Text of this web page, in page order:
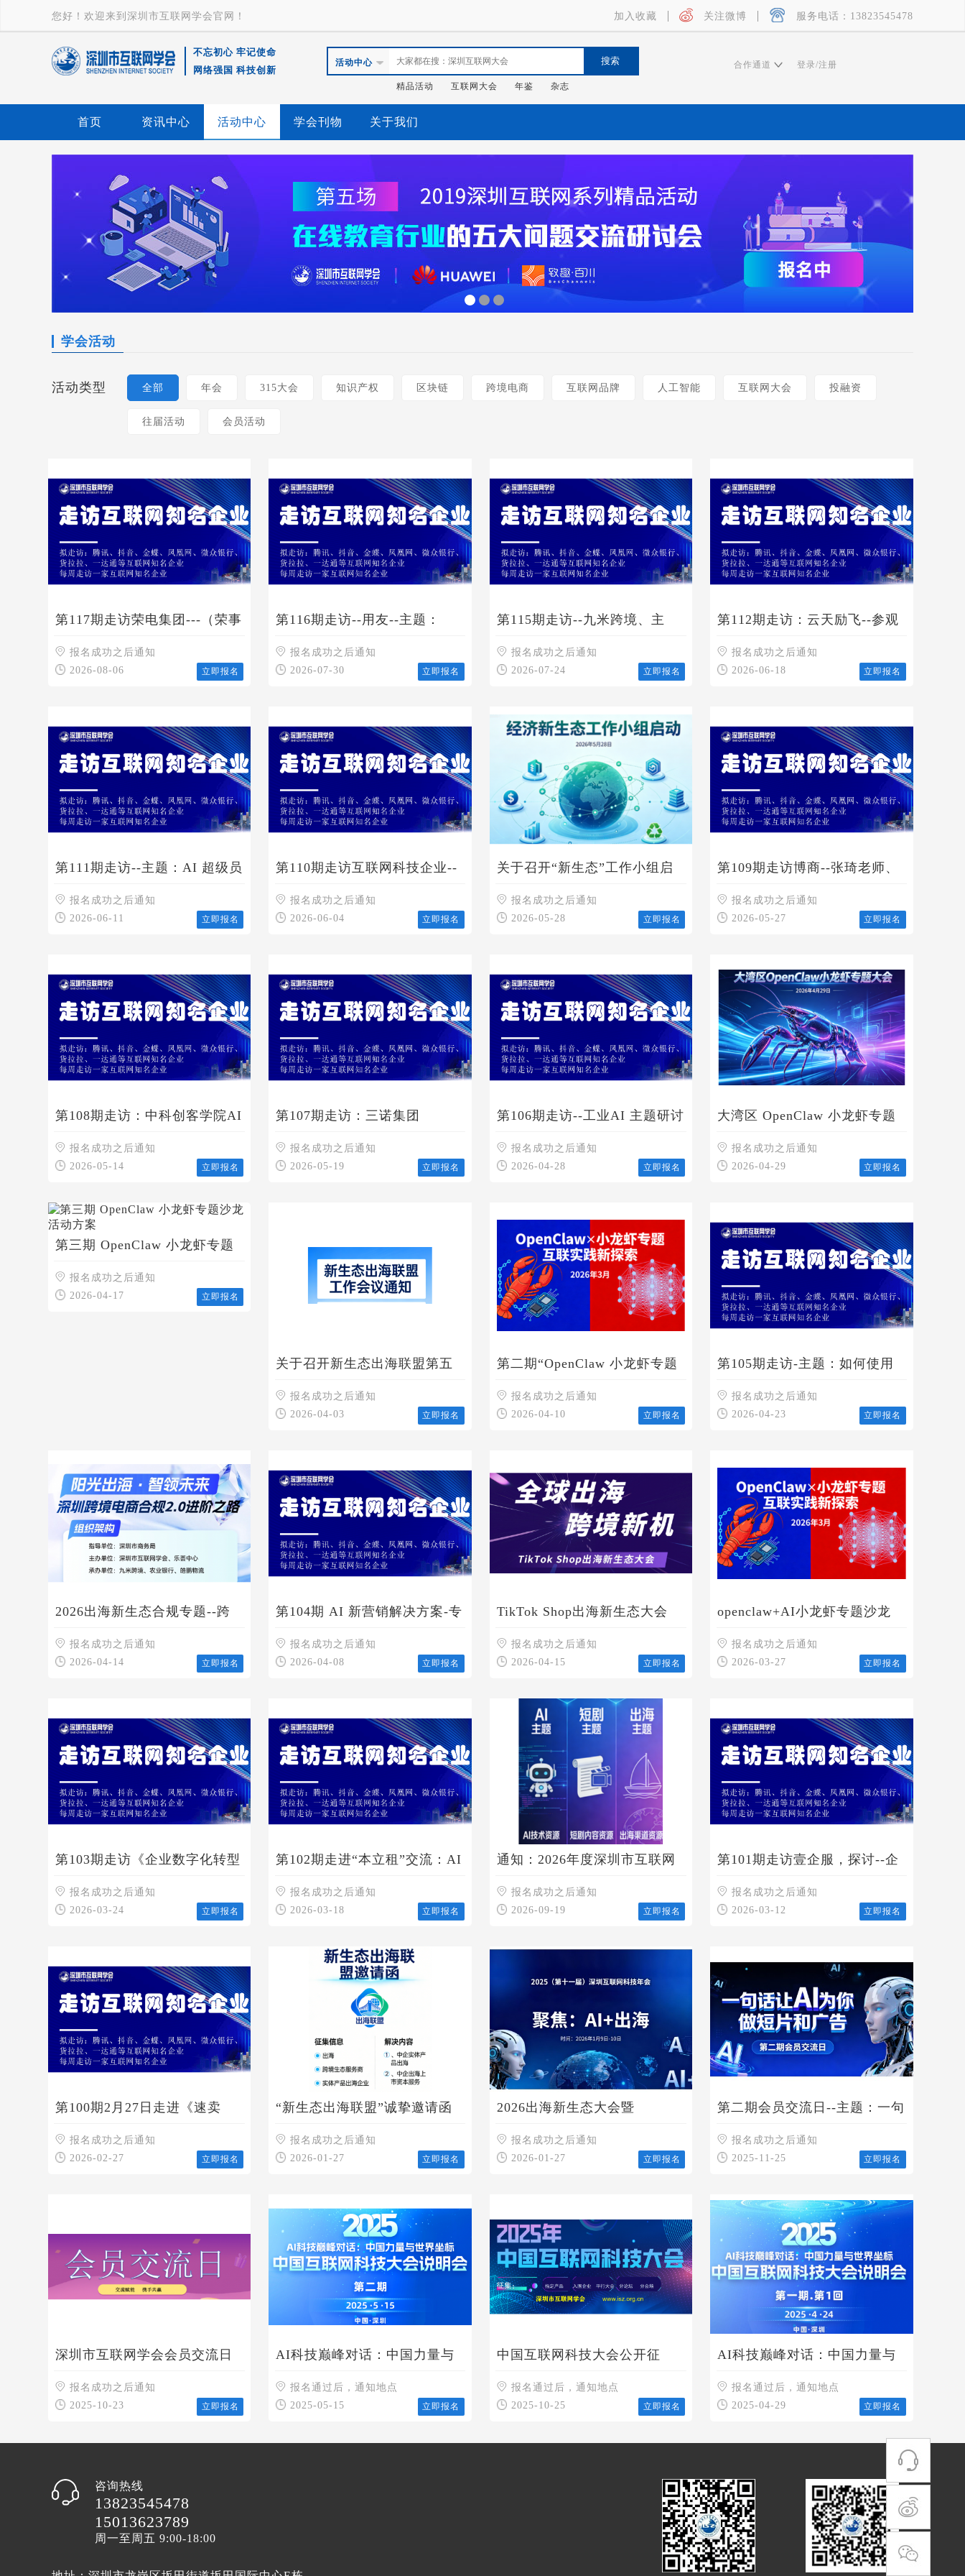
您好！欢迎来到深圳市互联网学会官网！ 加入收藏 关注微博 服务电话：13823545478
深
圳市互联
网学会
logo-互联
网大会-产
业互联网-
ISZ
不忘初心 牢记使命
网络强国 科技创新
活动中心
精品活动 互联网大会 年鉴 杂志
合作通道 登录/注册
首页 资讯中心 活动中心 学会刊物 关于我们
学会活动
活动类型 全部 年会 315大会 知识产权 区块链 跨境电商 互联网品牌 人工智能 互联网大会 投融资
往届活动 会员活动
第117期走访荣电集团---（荣事
牌）3C产品对接会
报名成功之后通知
2026-08-06
立即报名
第116期走访--用友--主题：
隐性经验变成可复制的组织资
产》
报名成功之后通知
2026-07-30
立即报名
第115期走访--九米跨境、主
具 报名成功之后通知
2026-07-24
立即报名
第112期走访：云天励飞--参观
报名成功之后通知
2026-06-18
立即报名
第111期走访--主题：AI 超级员
报名成功之后通知
2026-06-11
立即报名
第110期走访互联网科技企业--
报名成功之后通知
2026-06-04
立即报名
关于召开“新生态”工作小组启
报名成功之后通知
2026-05-28
立即报名
第109期走访博商--张琦老师、
会 报名成功之后通知
2026-05-27
立即报名
第108期走访：中科创客学院AI
报名成功之后通知
2026-05-14
立即报名
第107期走访：三诺集团
报名成功之后通知
2026-05-19
立即报名
第106期走访--工业AI 主题研讨
报名成功之后通知
2026-04-28
立即报名
大湾区 OpenClaw 小龙虾专题
报名成功之后通知
2026-04-29
立即报名
第三期 OpenClaw 小龙虾专题
报名成功之后通知
2026-04-17
立即报名
关于召开新生态出海联盟第五
报名成功之后通知
2026-04-03
立即报名
第二期“OpenClaw 小龙虾专题
通知报名成功之后通知
2026-04-10
立即报名
第105期走访-主题：如何使用
报名成功之后通知
2026-04-23
立即报名
2026出海新生态合规专题--跨
报名成功之后通知
2026-04-14
立即报名
第104期 AI 新营销解决方案-专
报名成功之后通知
2026-04-08
立即报名
TikTok Shop出海新生态大会
报名成功之后通知
2026-04-15
立即报名
openclaw+AI小龙虾专题沙龙
报名成功之后通知
2026-03-27
立即报名
第103期走访《企业数字化转型
报名成功之后通知
2026-03-24
立即报名
第102期走进“本立租”交流：AI
报名成功之后通知
2026-03-18
立即报名
通知：2026年度深圳市互联网
短剧、出海）
报名成功之后通知
2026-09-19
立即报名
第101期走访壹企服，探讨--企
报名成功之后通知
2026-03-12
立即报名
第100期2月27日走进《速卖
报名成功之后通知
2026-02-27
立即报名
“新生态出海联盟”诚挚邀请函
报名成功之后通知
2026-01-27
立即报名
2026出海新生态大会暨
科技年会
报名成功之后通知
2026-01-27
立即报名
第二期会员交流日--主题：一句
告、短片
报名成功之后通知
2025-11-25
立即报名
深圳市互联网学会会员交流日
报名成功之后通知
2025-10-23
立即报名
AI科技巅峰对话：中国力量与
报名通过后，通知地点
2025-05-15
立即报名
中国互联网科技大会公开征
作 报名通过后，通知地点
2025-10-25
立即报名
AI科技巅峰对话：中国力量与
说明会
报名通过后，通知地点
2025-04-29
立即报名
咨询热线
13823545478
15013623789
周一至周五 9:00-18:00